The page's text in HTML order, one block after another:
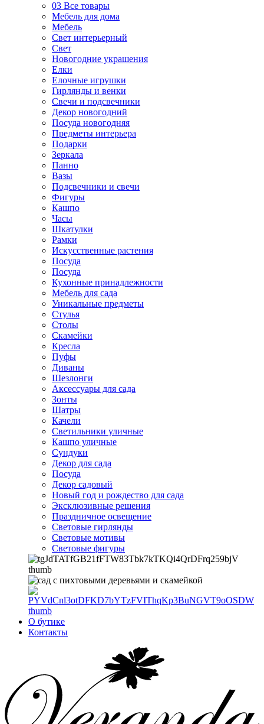
03 Все товары
Мебель для дома
Мебель
Свет интерьерный
Свет
Новогодние украшения
Елки
Елочные игрушки
Гирлянды и венки
Свечи и подсвечники
Декор новогодний
Посуда новогодняя
Предметы интерьера
Подарки
Зеркала
Панно
Вазы
Подсвечники и свечи
Фигуры
Кашпо
Часы
Шкатулки
Рамки
Искусственные растения
Посуда
Посуда
Кухонные принадлежности
Мебель для сада
Уникальные предметы
Стулья
Столы
Скамейки
Кресла
Пуфы
Диваны
Шезлонги
Аксессуары для сада
Зонты
Шатры
Качели
Cветильники уличные
Кашпо уличные
Сундуки
Декор для сада
Посуда
Декор садовый
Новый год и рождество для сада
Эксклюзивные решения
Праздничное освещение
Световые гирлянды
Световые мотивы
Световые фигуры
О бутике
Контакты